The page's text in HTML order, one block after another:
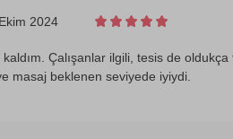
2024
Çalışanlar ilgili, tesis de
masaj beklenen seviyede iyiydi.